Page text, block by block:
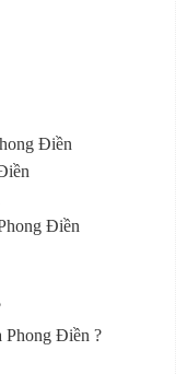
Điền
Điền
Phong Điền ?